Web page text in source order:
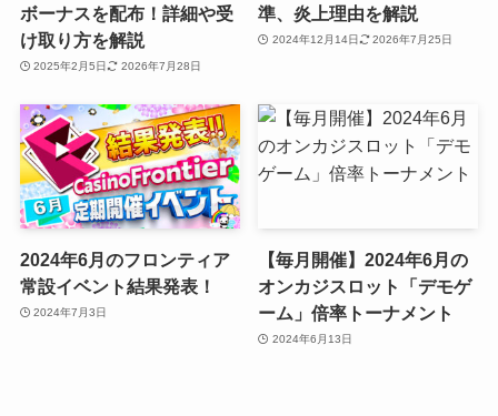
ボーナスを配布！詳細や受
け取り方を解説
2025年2月5日 2026年7月28日
準、炎上理由を解説
2024年12月14日 2026年7月25日
2024年6月のフロンティア
常設イベント結果発表！
2024年7月3日
【毎月開催】2024年6月の
オンカジスロット「デモゲ
ーム」倍率トーナメント
2024年6月13日